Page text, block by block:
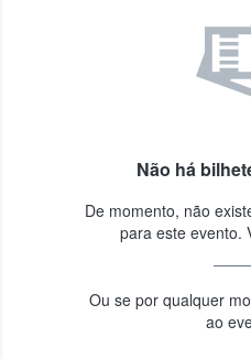
Não há
De momento, não
para este evento.
Ou se por qualquer
ao